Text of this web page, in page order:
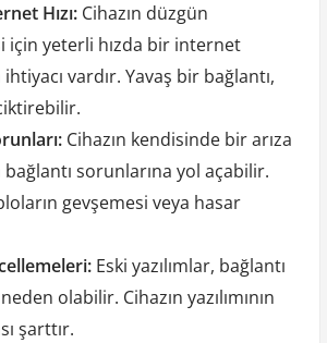
Hızı:Cihazın düzgün
için yeterli hızda bir internet
ihtiyacı vardır. Yavaş bir bağlantı,
Cihazın kendisinde bir arıza
sorunlarına yol açabilir.
gevşemesi veya hasar
Eski yazılımlar, bağlantı
olabilir. Cihazın yazılımının
şarttır.